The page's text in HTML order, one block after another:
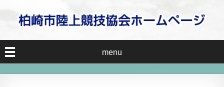
menu